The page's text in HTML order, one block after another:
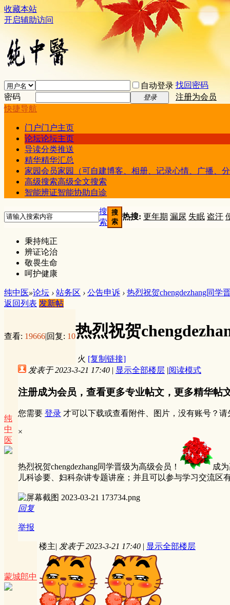
收藏本站
开启辅助访问
自动登录 找回密码
密码
登录
注册为会员
快捷导航
门户门户主页
论坛论坛主页
导读分类推送
精华精华汇总
家园会员家园（可自建博客、相册、记录心情、广播、
高级搜索高级全文搜索
智能辨证智能协助自诊
搜
索
搜
索
热搜: 更年期 漏尿 失眠 盗汗
秉持纯正
辨证论治
敬畏生命
呵护健康
纯中医»论坛 › 站务区 › 公告申诉 › 热烈祝贺chengdezhang同学
返回列表 发新帖
查看: 19666|回复: 10热烈祝贺
火 [复制链接]
纯
中
医
发表于 2023-3-21 17:40 | 显示全部楼层 |阅读模式
注册成为会员，查看更多专业帖文，更多精华帖
您需要 登录 才可以下载或查看附件、图片，没有账号？请
×
热烈祝贺chengdezhang同学晋级为高级会员！
成
儿科诊要、妇科杂讲专题讲座；并且可以参与学习交流区
回复
举报
蒙城郎中
楼主| 发表于 2023-3-21 17:40 | 显示全部楼层